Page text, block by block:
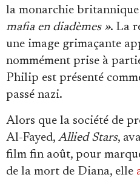
la monarchie britannique
mafia en diadèmes ». La
une image grimaçante
nommément prise à
Philip est présenté
passé nazi.
Alors que la société de
Al-Fayed, Allied Stars,
film fin août, pour
de la mort de Diana, elle